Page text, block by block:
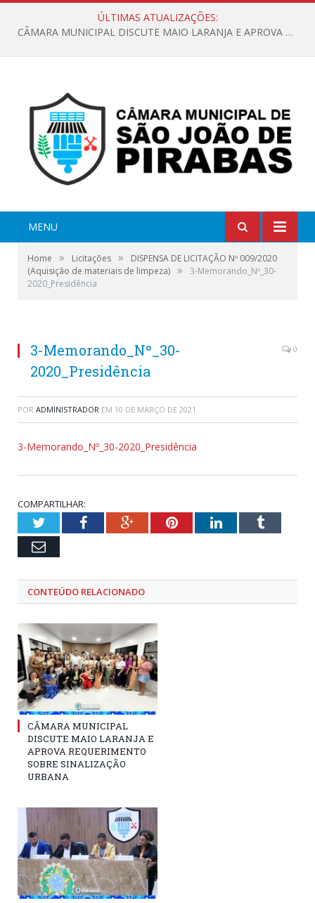
ÚLTIMAS ATUALIZAÇÕES:
CÂMARA MUNICIPAL DISCUTE MAIO LARANJA E APROVA REQUERIMENTO SOBRE SINALIZAÇÃO URBANA
MENU
Home » Licitações »
DISPENSA DE LICITAÇÃO Nº 009/2020
(Aquisição de materiais de limpeza) »
3-Memorando_Nº_30-
2020_Presidência
3-Memorando_Nº_30-
2020_Presidência
0
POR ADMINISTRADOR EM 10 DE MARÇO DE 2021
3-Memorando_Nº_30-2020_Presidência
COMPARTILHAR:
TwitterFacebookGoogle+PinterestLinkedInTumblr
Email
CONTEÚDO RELACIONADO
CÂMARA MUNICIPAL
DISCUTE MAIO LARANJA E
APROVA REQUERIMENTO
SOBRE SINALIZAÇÃO
URBANA